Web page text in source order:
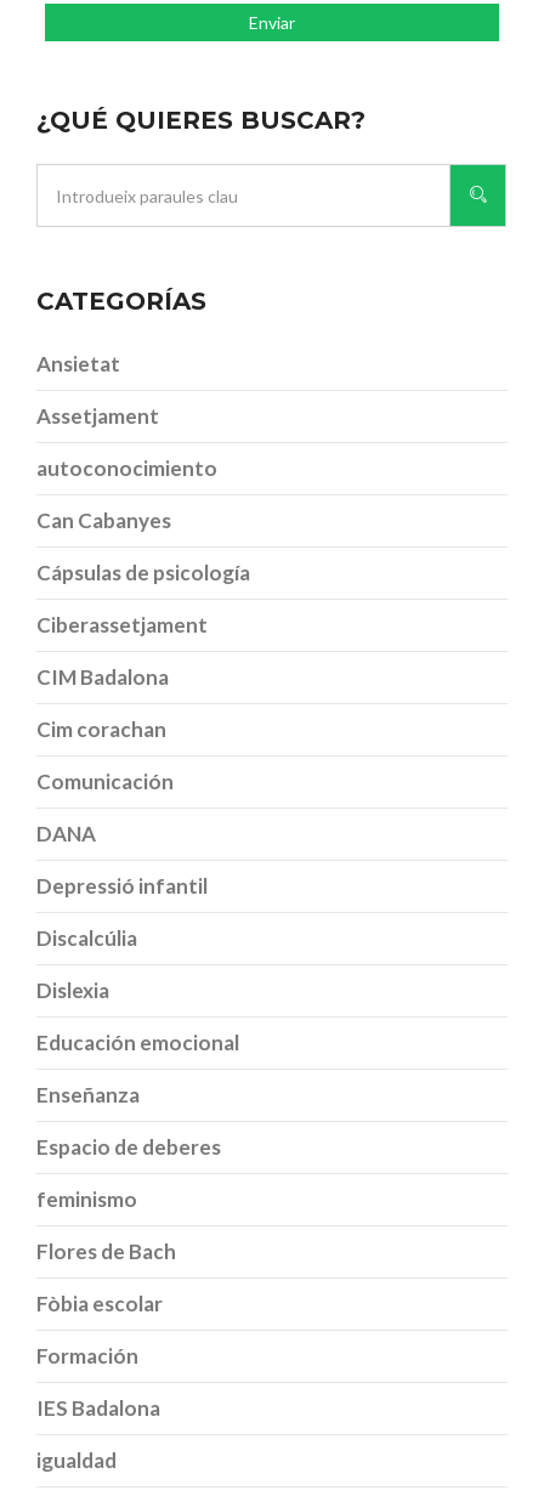
¿QUÉ QUIERES BUSCAR?
CATEGORÍAS
Ansietat
Assetjament
autoconocimiento
Can Cabanyes
Cápsulas de psicología
Ciberassetjament
CIM Badalona
Cim corachan
Comunicación
DANA
Depressió infantil
Discalcúlia
Dislexia
Educación emocional
Enseñanza
Espacio de deberes
feminismo
Flores de Bach
Fòbia escolar
Formación
IES Badalona
igualdad